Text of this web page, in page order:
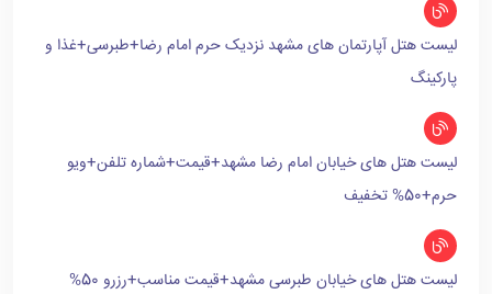
لیست هتل آپارتمان های مشهد نزدیک حرم امام رضا+طبرسی+غذا و
پارکینگ
لیست هتل های خیابان امام رضا مشهد+قیمت+شماره تلفن+ویو
حرم+50% تخفیف
لیست هتل های خیابان طبرسی مشهد+قیمت مناسب+رزرو 50%